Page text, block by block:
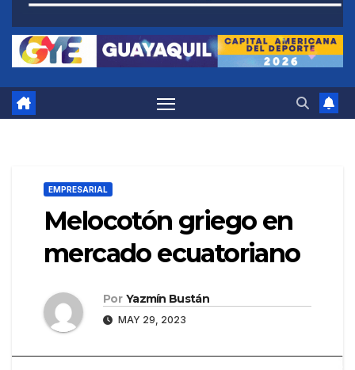
EMPRESARIAL
Melocotón griego en
mercado ecuatoriano
Por Yazmín Bustán
MAY 29, 2023